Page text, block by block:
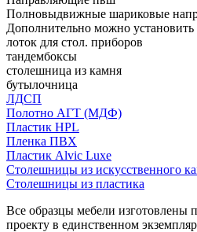
Полновыдвижные шариковые
Дополнительно можно установить
лоток для стол. приборов
тандембоксы
столешница из камня
бутылочница
ЛДСП
Полотно АГТ (МДФ)
Пластик HPL
Пленка ПВХ
Пластик Alvic Luxe
Столешницы из искусственного
Столешницы из пластика
Все образцы мебели изготовлены
проекту в единственном